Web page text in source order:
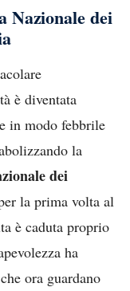
Nazionale dei
è diventata
in modo febbrile
la
dei
la prima volta al
è caduta proprio
ha
ora guardano